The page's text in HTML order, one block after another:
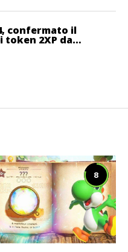
confermato il
2XP da
7
8